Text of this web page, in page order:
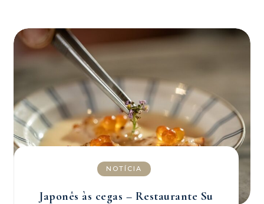
NOTÍCIA
Japonês às cegas – Restaurante Su